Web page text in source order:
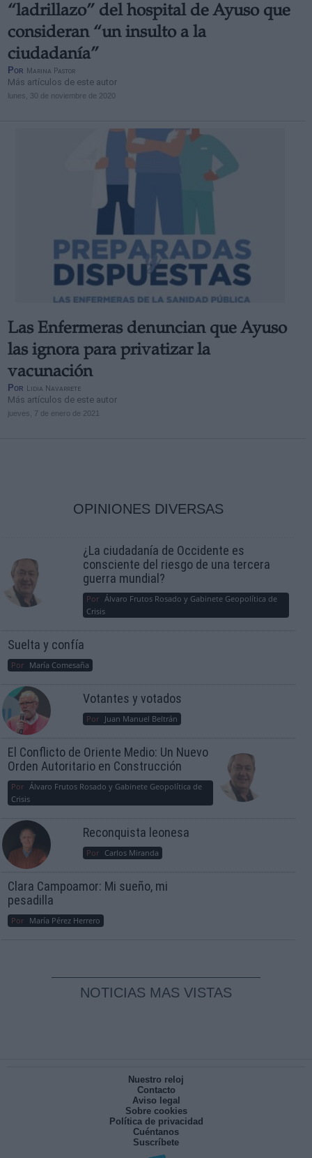
“ladrillazo” del hospital de Ayuso que
consideran “un insulto a la
ciudadanía”
Por Marina Pastor
Más artículos de este autor
lunes, 30 de noviembre de 2020
Las Enfermeras denuncian que Ayuso
las ignora para privatizar la
vacunación
Por Lidia Navarrete
Más artículos de este autor
jueves, 7 de enero de 2021
OPINIONES DIVERSAS
¿La ciudadanía de Occidente es
consciente del riesgo de una tercera
guerra mundial?
Por Álvaro Frutos Rosado y Gabinete Geopolítica de
Crisis
Suelta y confía
Por María Comesaña
Votantes y votados
Por Juan Manuel Beltrán
El Conflicto de Oriente Medio: Un Nuevo
Orden Autoritario en Construcción
Por Álvaro Frutos Rosado y Gabinete Geopolítica de
Crisis
Reconquista leonesa
Por Carlos Miranda
Clara Campoamor: Mi sueño, mi
pesadilla
Por María Pérez Herrero
NOTICIAS MAS VISTAS
Nuestro reloj
Contacto
Aviso legal
Sobre cookies
Política de privacidad
Cuéntanos
Suscríbete